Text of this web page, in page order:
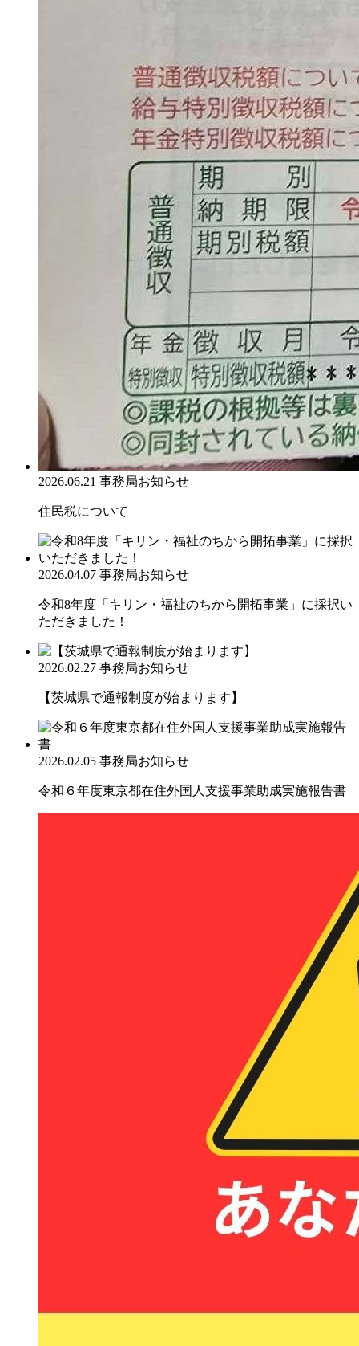
2026.06.21 事務局お知らせ
住民税について
2026.04.07 事務局お知らせ
令和8年度「キリン・福祉のちから開拓事業」に採択い
ただきました！
2026.02.27 事務局お知らせ
【茨城県で通報制度が始まります】
2026.02.05 事務局お知らせ
令和６年度東京都在住外国人支援事業助成実施報告書